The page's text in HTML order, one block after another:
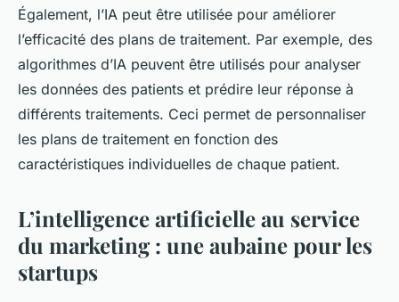
Également, l’IA peut être utilisée pour améliorer
l’efficacité des plans de traitement. Par exemple, des
algorithmes d’IA peuvent être utilisés pour analyser
les données des patients et prédire leur réponse à
différents traitements. Ceci permet de personnaliser
les plans de traitement en fonction des
caractéristiques individuelles de chaque patient.
L’intelligence artificielle au service
du marketing : une aubaine pour les
startups